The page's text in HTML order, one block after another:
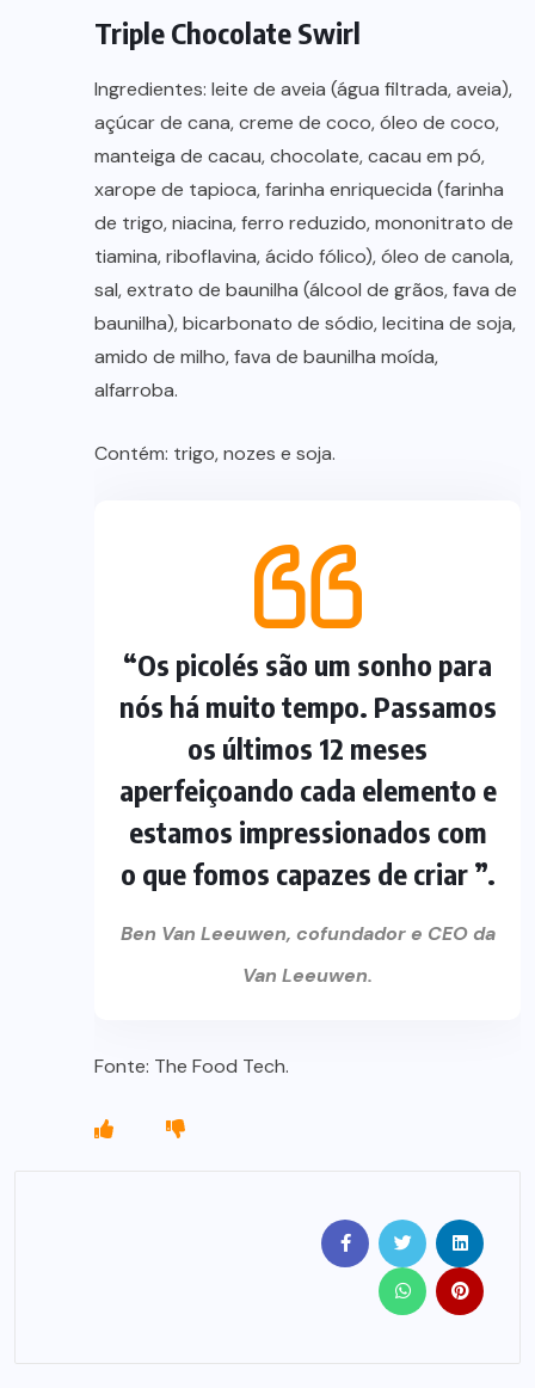
Triple Chocolate Swirl
Ingredientes: leite de aveia (água filtrada, aveia),
açúcar de cana, creme de coco, óleo de coco,
manteiga de cacau, chocolate, cacau em pó,
xarope de tapioca, farinha enriquecida (farinha
de trigo, niacina, ferro reduzido, mononitrato de
tiamina, riboflavina, ácido fólico), óleo de canola,
sal, extrato de baunilha (álcool de grãos, fava de
baunilha), bicarbonato de sódio, lecitina de soja,
amido de milho, fava de baunilha moída,
alfarroba.
Contém: trigo, nozes e soja.
“Os picolés são um sonho para
nós há muito tempo. Passamos
os últimos 12 meses
aperfeiçoando cada elemento e
estamos impressionados com
o que fomos capazes de criar ”.
Ben Van Leeuwen, cofundador e CEO da
Van Leeuwen.
Fonte: The Food Tech.